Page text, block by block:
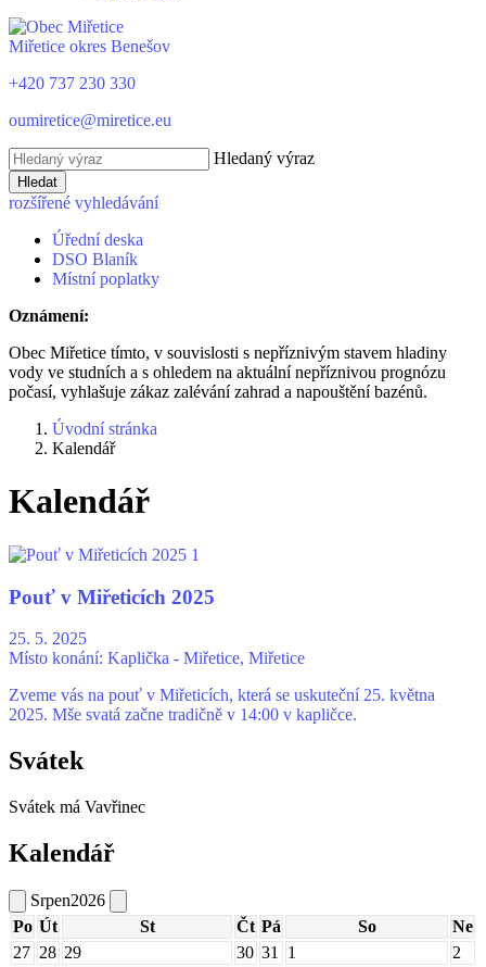
Miřetice okres Benešov
+420 737 230 330
oumiretice@miretice.eu
Hledaný výraz
Hledat
rozšířené vyhledávání
Úřední deska
DSO Blaník
Místní poplatky
Oznámení:
Obec Miřetice tímto, v souvislosti s nepříznivým stavem hladiny
vody ve studních a s ohledem na aktuální nepříznivou prognózu
počasí, vyhlašuje zákaz zalévání zahrad a napouštění bazénů.
Úvodní stránka
Kalendář
Kalendář
Pouť v Miřeticích 2025
25. 5. 2025
Místo konání: Kaplička - Miřetice, Miřetice
Zveme vás na pouť v Miřeticích, která se uskuteční 25. května
2025. Mše svatá začne tradičně v 14:00 v kapličce.
Svátek
Svátek má Vavřinec
Kalendář
Srpen2026
Po Út St Čt Pá So
Ne
27 28 29 30 31 1 2